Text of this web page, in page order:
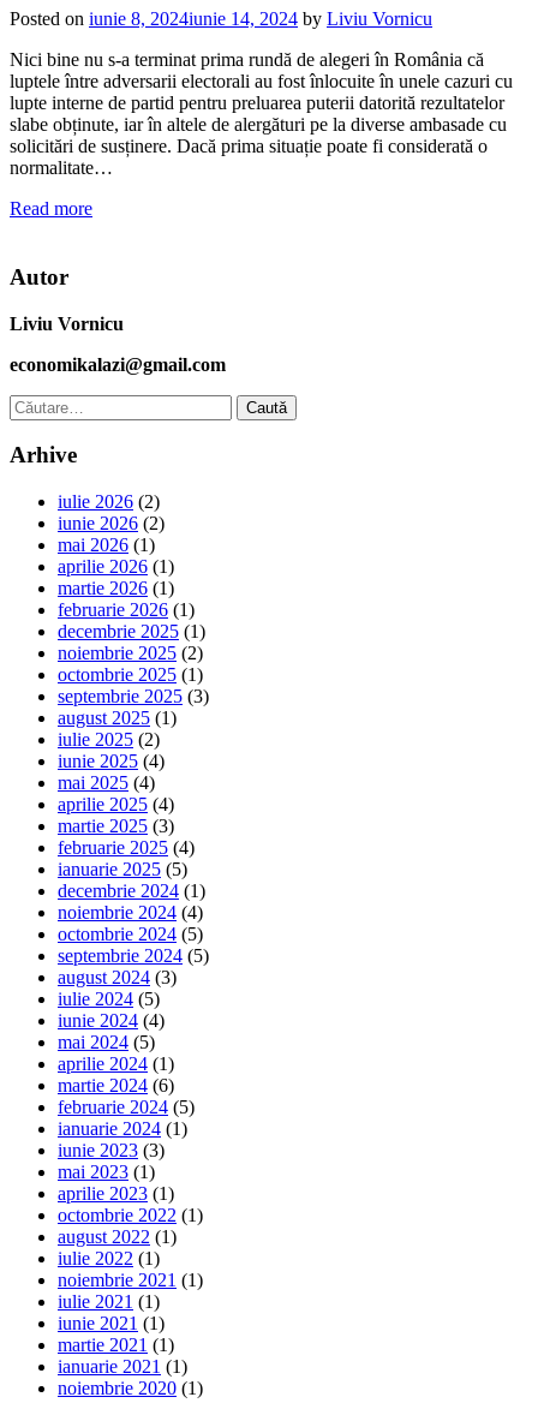
Posted on iunie 8, 2024iunie 14, 2024 by Liviu Vornicu
Nici bine nu s-a terminat prima rundă de alegeri în România că
luptele între adversarii electorali au fost înlocuite în unele cazuri cu
lupte interne de partid pentru preluarea puterii datorită rezultatelor
slabe obținute, iar în altele de alergături pe la diverse ambasade cu
solicitări de susținere. Dacă prima situație poate fi considerată o
normalitate…
Read more
Autor
Liviu Vornicu
economikalazi@gmail.com
Caută
după:
Arhive
iulie 2026 (2)
iunie 2026 (2)
mai 2026 (1)
aprilie 2026 (1)
martie 2026 (1)
februarie 2026 (1)
decembrie 2025 (1)
noiembrie 2025 (2)
octombrie 2025 (1)
septembrie 2025 (3)
august 2025 (1)
iulie 2025 (2)
iunie 2025 (4)
mai 2025 (4)
aprilie 2025 (4)
martie 2025 (3)
februarie 2025 (4)
ianuarie 2025 (5)
decembrie 2024 (1)
noiembrie 2024 (4)
octombrie 2024 (5)
septembrie 2024 (5)
august 2024 (3)
iulie 2024 (5)
iunie 2024 (4)
mai 2024 (5)
aprilie 2024 (1)
martie 2024 (6)
februarie 2024 (5)
ianuarie 2024 (1)
iunie 2023 (3)
mai 2023 (1)
aprilie 2023 (1)
octombrie 2022 (1)
august 2022 (1)
iulie 2022 (1)
noiembrie 2021 (1)
iulie 2021 (1)
iunie 2021 (1)
martie 2021 (1)
ianuarie 2021 (1)
noiembrie 2020 (1)